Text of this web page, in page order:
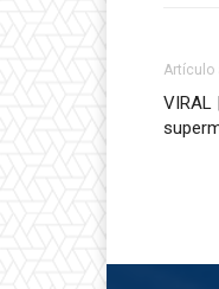
Artículo
VIRAL